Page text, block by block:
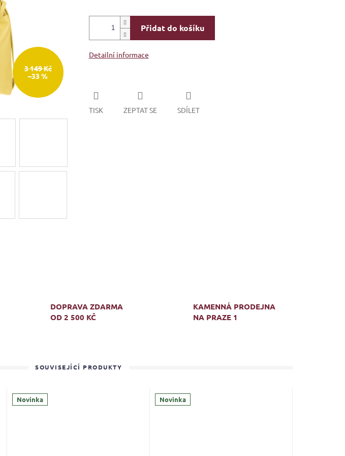
3 149 Kč
–33 %
Přidat do košíku
Detailní informace
TISK ZEPTAT SE SDÍLET
DOPRAVA ZDARMA
OD 2 500 KČ
KAMENNÁ PRODEJNA
NA PRAZE 1
SOUVISEJÍCÍ PRODUKTY
Novinka Novinka